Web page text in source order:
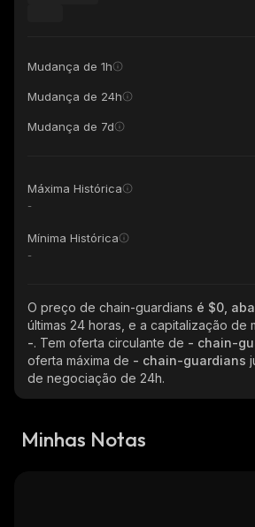
Mudança de 1h
Mudança de 24h
Mudança de 7d
Máxima Histórica
-
Mínima Histórica
-
O preço de chain-guardians é $0,
últimas 24 horas, e a capitalização de
-. Tem oferta circulante de - chain-
oferta máxima de - chain-guardians
de negociação de 24h.
Minhas Notas